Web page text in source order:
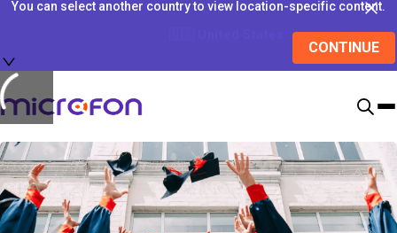
You can select another country to view location-specific content.
CONTINUE